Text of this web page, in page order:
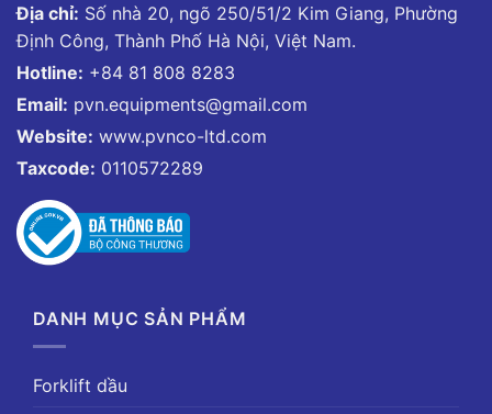
Địa chỉ: Số nhà 20, ngõ 250/51/2 Kim Giang, Phường
Định Công, Thành Phố Hà Nội, Việt Nam.
Hotline: +84 81 808 8283
Email: pvn.equipments@gmail.com
Website: www.pvnco-ltd.com
Taxcode: 0110572289
DANH MỤC SẢN PHẨM
Forklift dầu